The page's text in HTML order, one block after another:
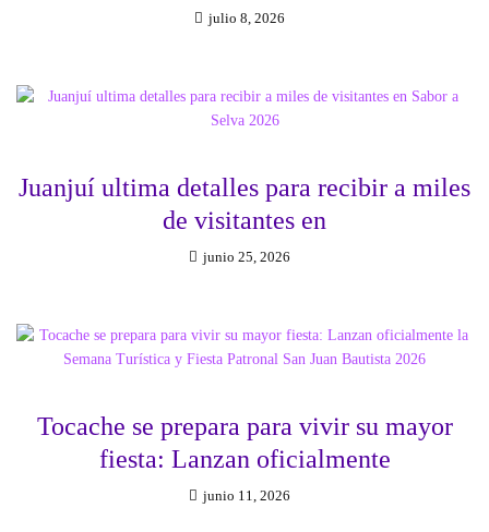
julio 8, 2026
Juanjuí ultima detalles para recibir a miles
de visitantes en
junio 25, 2026
Tocache se prepara para vivir su mayor
fiesta: Lanzan oficialmente
junio 11, 2026